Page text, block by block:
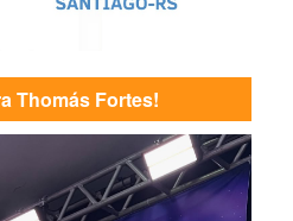
Thomás Fortes!